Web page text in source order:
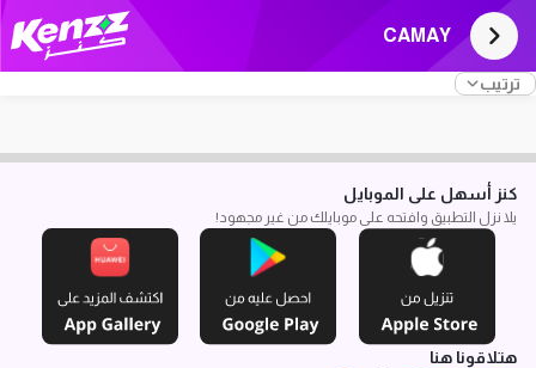
CAMAY
ترتيب
كنز أسهل على الموبايل
يلا نزل التطبيق وافتحه على موبايلك من غير مجهود!
هتلاقونا هنا